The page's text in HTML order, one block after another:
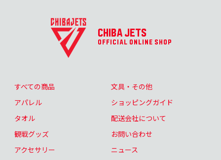
CHIBA JETS
OFFICIAL ONLINE SHOP
すべての商品
アパレル
タオル
観戦グッズ
アクセサリー
文具・その他
ショッピングガイド
配送会社について
お問い合わせ
ニュース